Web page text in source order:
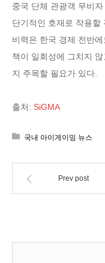
중국 단체 관광객 무비
단기적인 호재로 작용할
비력은 한국 경제 전반
책이 일회성에 그치지
지 주목할 필요가 있다.
출처: SiGMA
국내 아이게이밍 뉴스
Prev post